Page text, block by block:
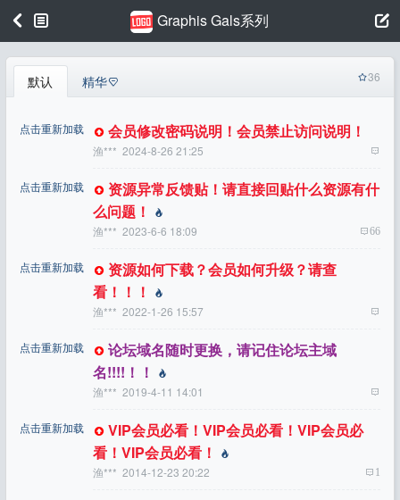
Graphis Gals系列
默认 精华 36
点击重新加载 会员修改密码说明！会员禁止访问说明！
渔*** 2024-8-26 21:25
点击重新加载
资源异常反馈贴！请直接回贴什么资源有什
么问题！
渔*** 2023-6-6 18:09 66
点击重新加载
资源如何下载？会员如何升级？请查
看！！！
渔*** 2022-1-26 15:57
点击重新加载
论坛域名随时更换，请记住论坛主域
名!!!!！！
渔*** 2019-4-11 14:01
点击重新加载
VIP会员必看！VIP会员必看！VIP会员必
看！VIP会员必看！
渔*** 2014-12-23 20:22 1